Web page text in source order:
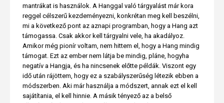
mantrákat is használok. A Hanggal való tárgyalást már kora
reggel célszerű kezdeményezni, konkrétan meg kell beszélni,
mi a következő pont az aznapi programban, hogy a Hang azt
támogassa. Csak akkor kell tárgyalni vele, ha akadályoz.
Amikor még pionír voltam, nem hittem el, hogy a Hang mindig
támogat. Ezt az ember nem látja be mindig, pláne, hogyha
negatív a Hangja, és ha nincsenek előtte példák. Viszont egy
idő után rájöttem, hogy ez a szabályszerűség létezik ebben a
módszerben. Aki már használja a módszert, annak ezt el kell
sajátítania, el kell hinnie. A másik tényező az a belső